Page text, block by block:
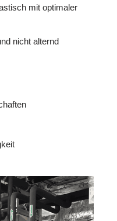
mit optimaler
nicht alternd